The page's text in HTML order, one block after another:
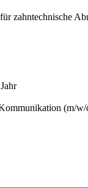
zahntechnische
(m/